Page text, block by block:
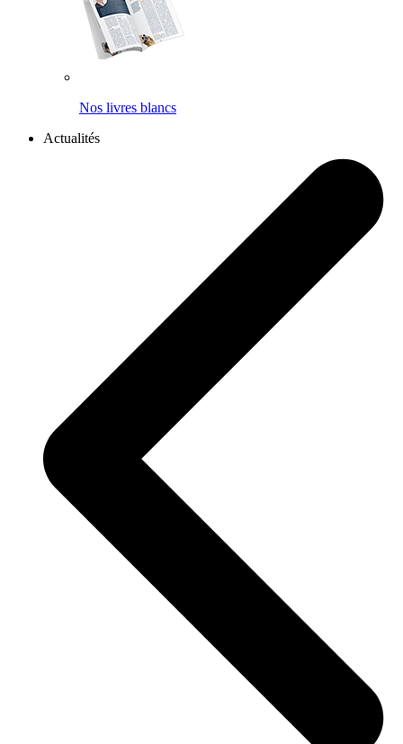
Nos livres blancs
Actualités